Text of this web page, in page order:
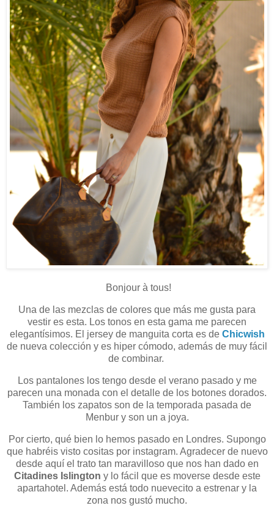
Bonjour à tous!
Una de las mezclas de colores que más me gusta para
vestir es esta. Los tonos en esta gama me parecen
elegantísimos. El jersey de manguita corta es deChicwish
de nueva colección y es hiper cómodo, además de muy fácil
de combinar.
Los pantalones los tengo desde el verano pasado y me
parecen una monada con el detalle de los botones dorados.
También los zapatos son de la temporada pasada de
Menbur y son un a joya.
Por cierto, qué bien lo hemos pasado en Londres. Supongo
que habréis visto cositas por instagram. Agradecer de nuevo
desde aquí el trato tan maravilloso que nos han dado en
Citadines Islington y lo fácil que es moverse desde este
apartahotel. Además está todo nuevecito a estrenar y la
zona nos gustó mucho.